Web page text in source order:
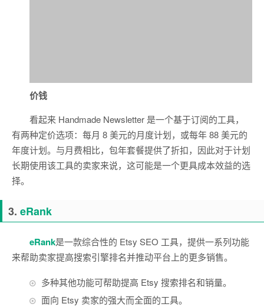
价钱
看起来 Handmade Newsletter 是一个基于订阅的工具，
有两种定价选项：每月 8 美元的月度计划，或每年 88 美元的
年度计划。与月费相比，包年套餐提供了折扣，因此对于计划
长期使用该工具的卖家来说，这可能是一个更具成本效益的选
择。
3. eRank
eRank是一款综合性的 Etsy SEO 工具，提供一系列功能
来帮助卖家提高搜索引擎排名并推动平台上的更多销售。
多种其他功能可帮助提高 Etsy 搜索排名和销量。
面向 Etsy 卖家的强大而全面的工具。